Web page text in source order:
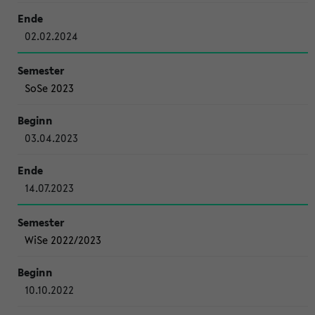
02.02.2024
SoSe 2023
03.04.2023
14.07.2023
WiSe 2022/2023
10.10.2022